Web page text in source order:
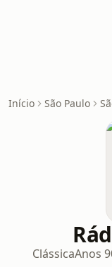
Início São Paulo
ClássicaAnos